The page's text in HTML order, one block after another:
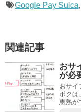
Google Pay Suica,
関連記事
おサ
が必
おサイ
ボクは
恵熱が